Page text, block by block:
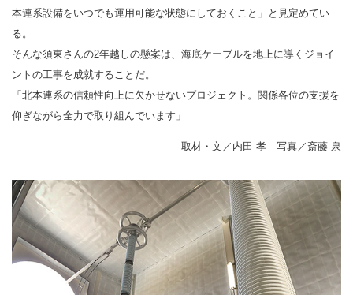
本連系設備をいつでも運用可能な状態にしておくこと」と見定めてい
る。
そんな須東さんの2年越しの懸案は、海底ケーブルを地上に導くジョイ
ントの工事を成就することだ。
「北本連系の信頼性向上に欠かせないプロジェクト。関係各位の支援を
仰ぎながら全力で取り組んでいます」
取材・文／内田 孝 写真／斎藤 泉